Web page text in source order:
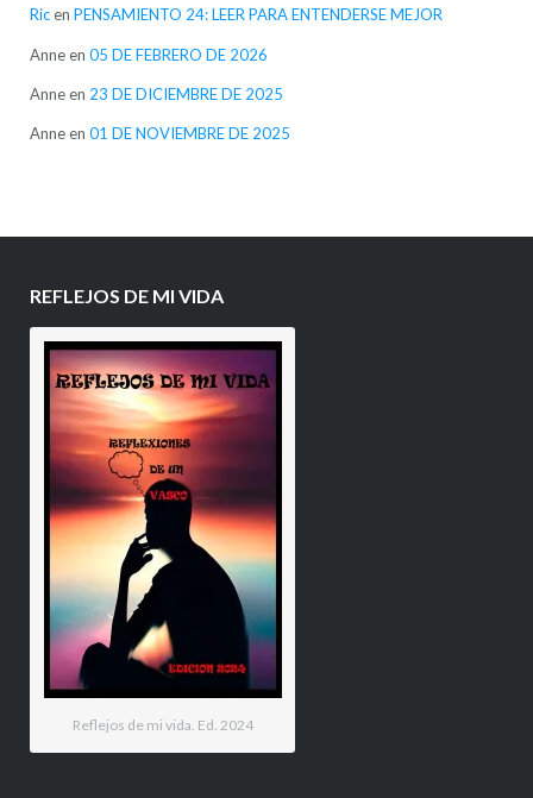
Ricen PENSAMIENTO 24: LEER PARA ENTENDERSE MEJOR
Anneen 05 DE FEBRERO DE 2026
Anneen 23 DE DICIEMBRE DE 2025
Anneen 01 DE NOVIEMBRE DE 2025
REFLEJOS DE MI VIDA
Reflejos de mi vida. Ed. 2024